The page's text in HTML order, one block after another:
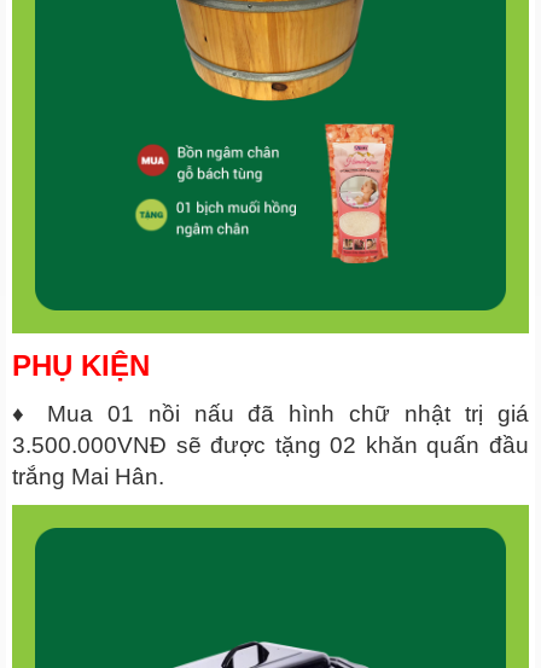
PHỤ KIỆN
♦ Mua 01 nồi nấu đã hình chữ nhật trị giá
3.500.000VNĐ sẽ được tặng 02 khăn quấn đầu
trắng Mai Hân.